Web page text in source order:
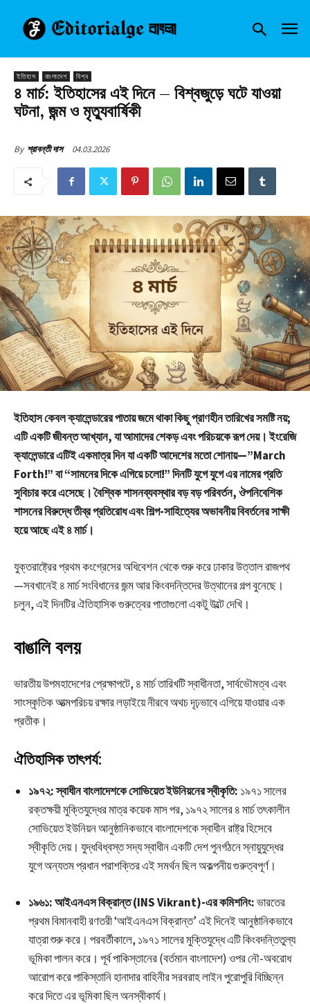
ইতিহাস বাংলাদেশ বিশ্ব
৪ মার্চ: ইতিহাসের এই দিনে – বিশ্বজুড়ে ঘটে যাওয়া
ঘটনা, জন্ম ও মৃত্যুবার্ষিকী
By শ্রাবন্তী দাস 04.03.2026
ইতিহাস কেবল ক্যালেন্ডারের পাতায় জমে থাকা কিছু প্রাণহীন তারিখের সমষ্টি নয়;
এটি একটি জীবন্ত আখ্যান, যা আমাদের শেকড় এবং পরিচয়কে রূপ দেয়। ইংরেজি
ক্যালেন্ডারে এটিই একমাত্র দিন যা একটি আদেশের মতো শোনায়—”March
Forth!” বা “সামনের দিকে এগিয়ে চলো!” দিনটি যুগে যুগে এর নামের প্রতি
সুবিচার করে এসেছে। বৈশ্বিক শাসনব্যবস্থার বড় বড় পরিবর্তন, ঔপনিবেশিক
শাসনের বিরুদ্ধে তীব্র প্রতিরোধ এবং শিল্প-সাহিত্যের অভাবনীয় বিবর্তনের সাক্ষী
হয়ে আছে এই ৪ মার্চ।
যুক্তরাষ্ট্রের প্রথম কংগ্রেসের অধিবেশন থেকে শুরু করে ঢাকার উত্তাল রাজপথ
—সবখানেই ৪ মার্চ সংবিধানের জন্ম আর কিংবদন্তিদের উত্থানের গল্প বুনেছে।
চলুন, এই দিনটির ঐতিহাসিক গুরুত্বের পাতাগুলো একটু উল্টে দেখি।
বাঙালি বলয়
ভারতীয় উপমহাদেশের প্রেক্ষাপটে, ৪ মার্চ তারিখটি স্বাধীনতা, সার্বভৌমত্ব এবং
সাংস্কৃতিক আত্মপরিচয় রক্ষার লড়াইয়ে নীরবে অথচ দৃঢ়ভাবে এগিয়ে যাওয়ার এক
প্রতীক।
ঐতিহাসিক তাৎপর্য:
১৯৭২: স্বাধীন বাংলাদেশকে সোভিয়েত ইউনিয়নের স্বীকৃতি: ১৯৭১ সালের
রক্তক্ষয়ী মুক্তিযুদ্ধের মাত্র কয়েক মাস পর, ১৯৭২ সালের ৪ মার্চ তৎকালীন
সোভিয়েত ইউনিয়ন আনুষ্ঠানিকভাবে বাংলাদেশকে স্বাধীন রাষ্ট্র হিসেবে
স্বীকৃতি দেয়। যুদ্ধবিধ্বস্ত সদ্য স্বাধীন একটি দেশ পুনর্গঠনে স্নায়ুযুদ্ধের
যুগে অন্যতম প্রধান পরাশক্তির এই সমর্থন ছিল অকল্পনীয় গুরুত্বপূর্ণ।
১৯৬১: আইএনএস বিক্রান্ত (INS Vikrant)-এর কমিশনিং:ভারতের
প্রথম বিমানবাহী রণতরী ‘আইএনএস বিক্রান্ত’ এই দিনেই আনুষ্ঠানিকভাবে
যাত্রা শুরু করে। পরবর্তীকালে, ১৯৭১ সালের মুক্তিযুদ্ধে এটি কিংবদন্তিতুল্য
ভূমিকা পালন করে। পূর্ব পাকিস্তানের (বর্তমান বাংলাদেশ) ওপর নৌ-অবরোধ
আরোপ করে পাকিস্তানি হানাদার বাহিনীর সরবরাহ লাইন পুরোপুরি বিচ্ছিন্ন
করে দিতে এর ভূমিকা ছিল অনস্বীকার্য।